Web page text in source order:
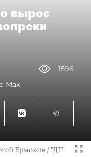
вырос
1596
Max
Ермохин / "ДП"